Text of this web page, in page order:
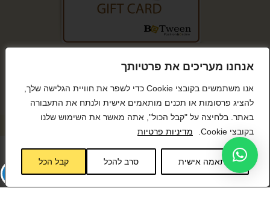
אנחנו מעריכים את פרטיותך
אנו משתמשים בקובצי Cookie כדי לשפר את חוויית הגלישה שלך,
להציג פרסומות או תכנים מותאמים אישית ולנתח את התעבורה
באתר. בלחיצה על "קבל הכול", אתה מאשר את השימוש שלנו
בקובצי Cookie.
מדיניות פרטיות
התאמה אישית סרב להכל קבל הכל
קנייה מאובטחת